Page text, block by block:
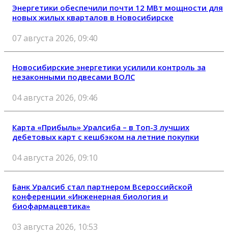
Энергетики обеспечили почти 12 МВт мощности для
новых жилых кварталов в Новосибирске
07 августа 2026, 09:40
Новосибирские энергетики усилили контроль за
незаконными подвесами ВОЛС
04 августа 2026, 09:46
Карта «Прибыль» Уралсиба – в Топ-3 лучших
дебетовых карт с кешбэком на летние покупки
04 августа 2026, 09:10
Банк Уралсиб стал партнером Всероссийской
конференции «Инженерная биология и
биофармацевтика»
03 августа 2026, 10:53